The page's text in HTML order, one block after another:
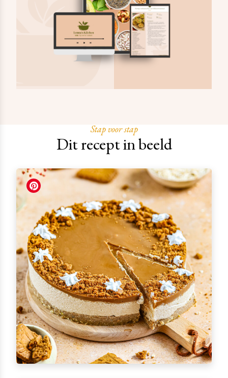
Stap voor stap
Dit recept in beeld